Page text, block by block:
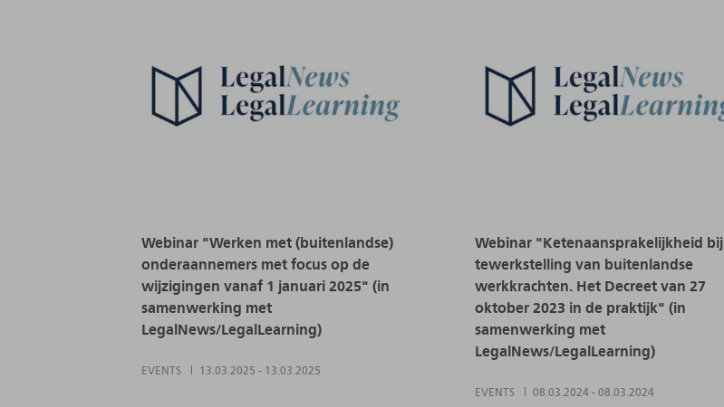
Webinar "Werken met (buitenlandse)
onderaannemers met focus op de
wijzigingen vanaf 1 januari 2025" (in
samenwerking met
LegalNews/LegalLearning)
EVENTS 13.03.2025 - 13.03.2025
Webinar "Ketenaansprakelijkheid bij
tewerkstelling van buitenlandse
werkkrachten. Het Decreet van 27
oktober 2023 in de praktijk" (in
samenwerking met
LegalNews/LegalLearning)
EVENTS 08.03.2024- 08.03.2024